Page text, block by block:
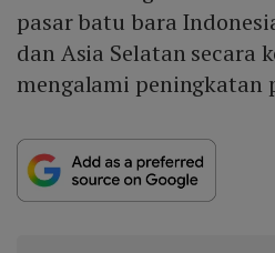
pasar batu bara
dan Asia Selatan secara
mengalami peningkatan